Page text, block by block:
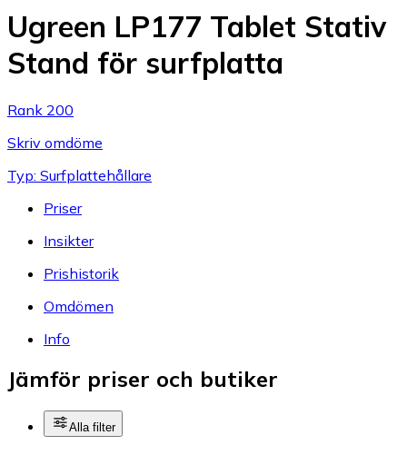
Ugreen LP177 Tablet Stativ
Stand för surfplatta
Rank 200
Skriv omdöme
Typ: Surfplattehållare
Priser
Insikter
Prishistorik
Omdömen
Info
Jämför priser och butiker
Alla filter